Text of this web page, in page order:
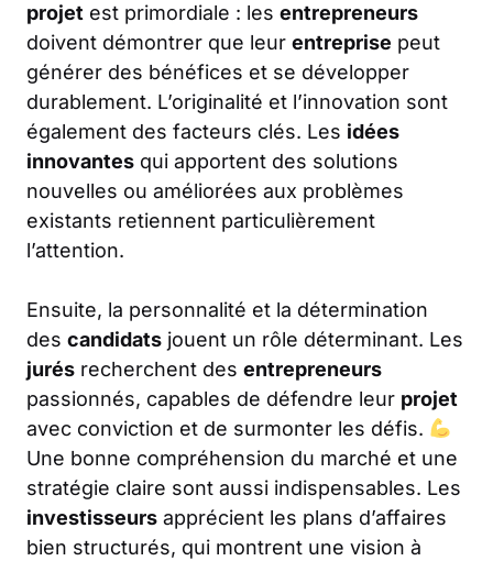
projet est primordiale : les entrepreneurs
doivent démontrer que leur entreprise peut
générer des bénéfices et se développer
durablement. L’originalité et l’innovation sont
également des facteurs clés. Les idées
innovantes qui apportent des solutions
nouvelles ou améliorées aux problèmes
existants retiennent particulièrement
l’attention.
Ensuite, la personnalité et la détermination
des candidats jouent un rôle déterminant. Les
jurés recherchent des entrepreneurs
passionnés, capables de défendre leur projet
avec conviction et de surmonter les défis.
Une bonne compréhension du marché et une
stratégie claire sont aussi indispensables. Les
investisseurs apprécient les plans d’affaires
bien structurés, qui montrent une vision à